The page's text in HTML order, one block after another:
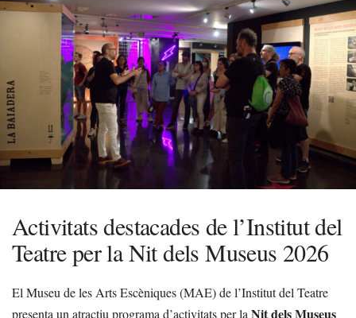
Activitats destacades de l’Institut del
Teatre per la Nit dels Museus 2026
El Museu de les Arts Escèniques (MAE) de l’Institut del Teatre
presenta un atractiu programa d’activitats per la Nit dels Museus